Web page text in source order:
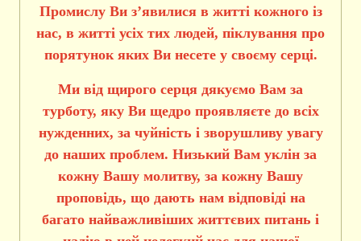
Промислу Ви з’явилися в житті кожного із
нас, в житті усіх тих людей, піклування про
порятунок яких Ви несете у своєму серці.
Ми від щирого серця дякуємо Вам за
турботу, яку Ви щедро проявляєте до всіх
нужденних, за чуйність і зворушливу увагу
до наших проблем. Низький Вам уклін за
кожну Вашу молитву, за кожну Вашу
проповідь, що дають нам відповіді на
багато найважливіших життєвих питань і